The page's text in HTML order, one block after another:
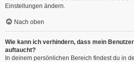
Einstellungen ändern.
Nach oben
Wie kann ich verhindern, dass mein
auftaucht?
In deinem persönlichen Bereich findest du in